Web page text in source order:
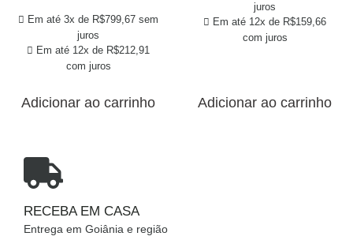
Em até 3x de R$799,67 sem
juros
Em até 12x de R$212,91
com juros
Adicionar ao carrinho
juros
Em até 12x de R$159,66
com juros
Adicionar ao carrinho
RECEBA EM CASA
Entrega em Goiânia e região